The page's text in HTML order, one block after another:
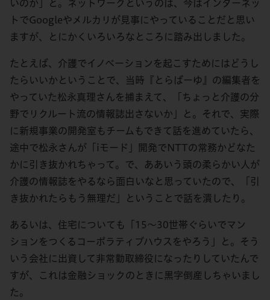
いのか」と。ネットワークというのは、今はインターネッ
トでGoogleやメルカリが見事にやっていることだと思い
ますが、とにかくいろいろなところに踏み出しました。
たとえば、介護でイノベーションを起こすためにはどうし
たらいいかということで、当時『とらばーゆ』の編集者を
やっていた松永真理さんを捕まえて、「ちょっと介護の分
野でリクルート流の情報誌出さないか」と。それで、実際
に新規事業の開発室もチームもできて話を進めていたら、
途中で松永さんが「iモード」開発でNTTの常務かどなた
かに引き抜かれちゃって。で、ああいう頭の柔らかい人が
介護の情報誌をやるなら面白いなと思っていたので、「引
き抜かれたらもう無理だ」ということで話を潰したり。
あるいは、住宅についても「15～30世帯ぐらいでマン
ションをつくるコーポラティブハウスをやろう」と。そう
いう会社に出資して非常勤取締役になったりしていたんで
すが、これは金融ショックのときに黒字倒産しちゃいまし
た。